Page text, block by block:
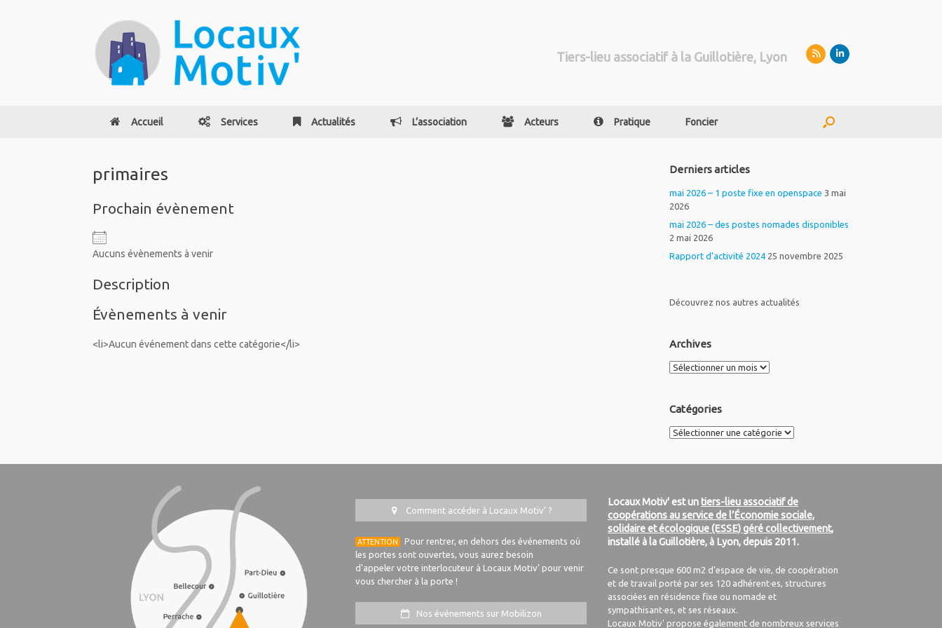
Tiers-lieu associatif à la Guillotière, Lyon
Accueil Services Actualités L’association Acteurs Pratique Foncier
primaires
Prochain évènement
Aucuns évènements à venir
Description
Évènements à venir
<li>Aucun événement dans cette catégorie</li>
Derniers articles
mai 2026 – 1 poste fixe en openspace 3 mai
2026
mai 2026 – des postes nomades disponibles
2 mai 2026
Rapport d’activité 2024 25 novembre 2025
Découvrez nos autres actualités
Archives
Archives
Catégories
Catégories
Comment accéder à Locaux Motiv' ?
ATTENTION
Pour rentrer, en dehors des événements où
les portes sont ouvertes, vous aurez besoin
d'appeler votre interlocuteur à Locaux Motiv' pour venir
vous chercher à la porte !
Nos événements sur Mobilizon
Locaux Motiv' est untiers-lieu associatif de
coopérations au service de l’Économie sociale,
solidaire et écologique (ESSE) géré collectivement,
installé à la Guillotière, à Lyon, depuis 2011.
Ce sont presque 600 m2 d'espace de vie, de coopération
et de travail porté par ses 120 adhérent·es, structures
associées en résidence fixe ou nomade et
sympathisant·es, et ses réseaux.
Locaux Motiv' propose également de nombreux services